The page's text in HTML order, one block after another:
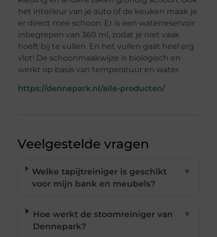
het interieur van je auto of de keuken maak je
er direct mee schoon. Er is een waterreservoir
inbegrepen van 360 ml, zodat je niet vaak
hoeft bij te vullen. En het vullen gaat heel erg
vlot! De schoonmaakwijze is biologisch en
werkt op basis van temperatuur en water.
https://dennepark.nl/alle-producten/
Veelgestelde vragen
Welke tapijtreiniger is geschikt
voor mijn bank en meubels?
▼
Hoe werkt de stoomreiniger van
Dennepark?
▼